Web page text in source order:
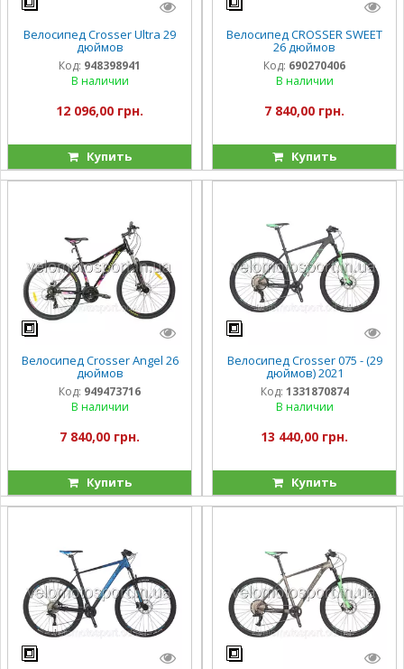
Велосипед Crosser Ultra 29
дюймов
Код: 948398941
В наличии
12 096,00 грн.
Купить
Велосипед CROSSER SWEET
26 дюймов
Код: 690270406
В наличии
7 840,00 грн.
Купить
Велосипед Crosser Angel 26
дюймов
Код: 949473716
В наличии
7 840,00 грн.
Купить
Велосипед Crosser 075 - (29
дюймов) 2021
Код: 1331870874
В наличии
13 440,00 грн.
Купить